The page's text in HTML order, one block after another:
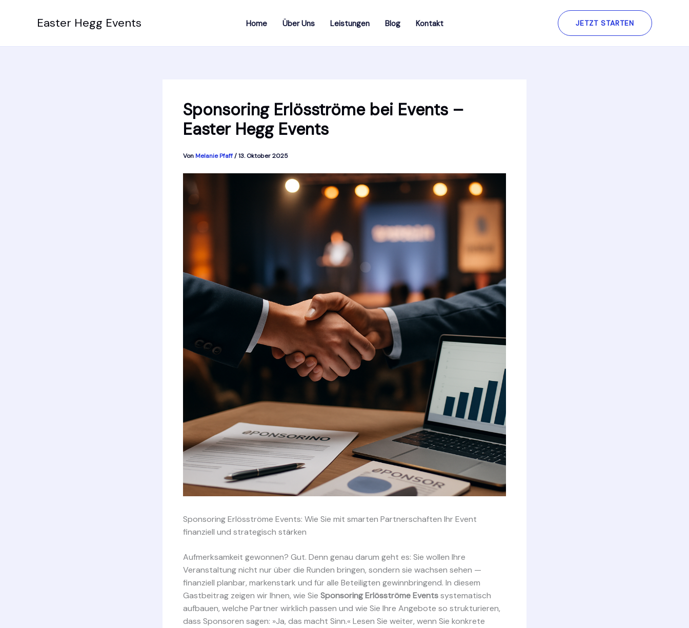
Easter Hegg Events Home Über Uns Leistungen Blog Kontakt JETZT STARTEN
Sponsoring Erlösströme bei Events –
Easter Hegg Events
VonMelanie Pfaff/13. Oktober 2025
Sponsoring Erlösströme Events: Wie Sie mit smarten Partnerschaften Ihr Event
finanziell und strategisch stärken
Aufmerksamkeit gewonnen? Gut. Denn genau darum geht es: Sie wollen Ihre
Veranstaltung nicht nur über die Runden bringen, sondern sie wachsen sehen —
finanziell planbar, markenstark und für alle Beteiligten gewinnbringend. In diesem
Gastbeitrag zeigen wir Ihnen, wie Sie Sponsoring Erlösströme Eventssystematisch
aufbauen, welche Partner wirklich passen und wie Sie Ihre Angebote so strukturieren,
dass Sponsoren sagen: »Ja, das macht Sinn.« Lesen Sie weiter, wenn Sie konkrete